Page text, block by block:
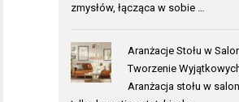
zmysłów, łącząca w sobie …
Aranżacje Stołu w
Tworzenie
Aranżacja stołu w